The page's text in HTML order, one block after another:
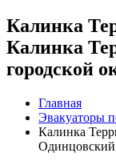
Калинка
Калинка
городской
Главная
Эвакуаторы
Калинка
Одинцовский